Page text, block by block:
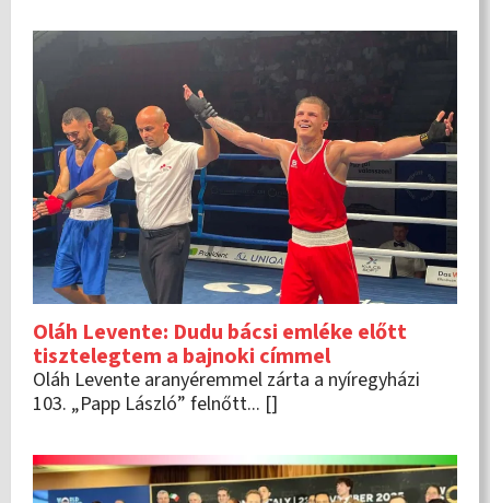
Oláh Levente: Dudu bácsi emléke előtt
tisztelegtem a bajnoki címmel
Oláh Levente aranyéremmel zárta a nyíregyházi
103. „Papp László” felnőtt... []